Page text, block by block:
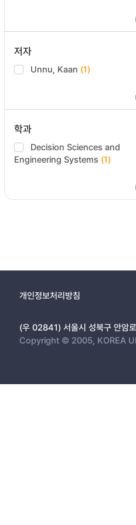
저자
Unnu, Kaan (1)
학과
Decision Sciences and
Engineering Systems (1)
개인정보처리방침
(우 02841) 서울시 성북구 안암
Copyright © 2005, KOREA